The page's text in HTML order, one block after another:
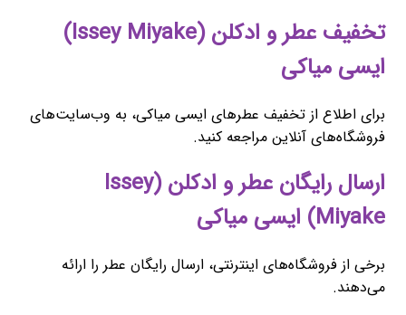
تخفیف عطر و ادکلن (Issey Miyake)
ایسی میاکی
برای اطلاع از تخفیف عطرهای ایسی میاکی، به وب‌سایت‌های
فروشگاه‌های آنلاین مراجعه کنید.
ارسال رایگان عطر و ادکلن (Issey
Miyake) ایسی میاکی
برخی از فروشگاه‌های اینترنتی، ارسال رایگان عطر را ارائه
می‌دهند.